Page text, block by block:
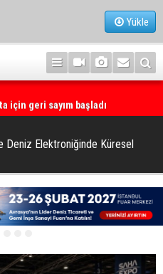
Yükle
için geri sayım başladı
Deniz Elektroniğinde Küresel